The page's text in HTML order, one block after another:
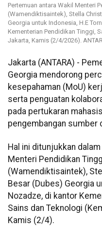
Pertemuan antara Wakil Menteri
(Wamendiktisaintek), Stella
Georgia untuk Indonesia, H.E
Kementerian Pendidikan Tinggi,
Jakarta, Kamis (2/4/2026).
Jakarta (ANTARA) -
Georgia mendorong
kesepahaman (MoU)
serta penguatan
pada pertukaran
pengembangan sumber
Hal ini ditunjukkan
Menteri Pendidikan
(Wamendiktisaintek),
Besar (Dubes) Georgia
Nozadze, di kantor
Sains dan Teknologi
Kamis (2/4).